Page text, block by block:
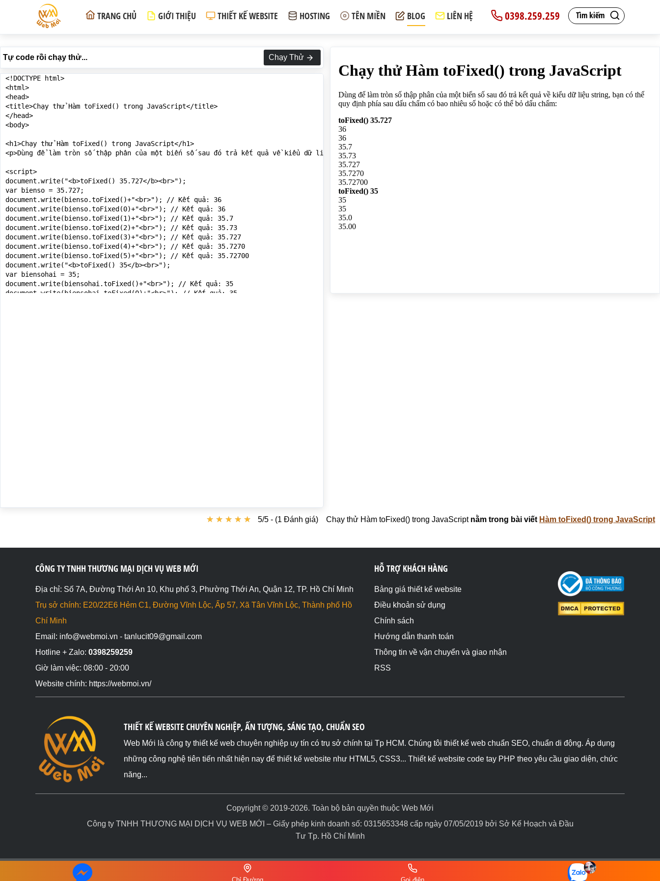
Tìm kiếm
0398.259.259
TRANG CHỦ GIỚI THIỆU THIẾT KẾ WEBSITE HOSTING TÊN MIỀN BLOG LIÊN HỆ
Tự code rồi chạy thử... Chạy Thử
<!DOCTYPE html>
<html>
<head>
<title>Chạy thử Hàm toFixed() trong JavaScript</title>
</head>
<body>
<h1>Chạy thử Hàm toFixed() trong JavaScript</h1>
<p>Dùng để làm tròn số thập phân của một biến số sau đó trả kết quả về kiểu dữ liệu string, bạn có thể quy định phía sau dấu chấm có bao nhiêu số hoặc có thể bỏ dấu
<script>
document.write("<b>toFixed() 35.727</b><br>");
var bienso = 35.727;
document.write(bienso.toFixed()+"<br>"); // Kết quả: 36
document.write(bienso.toFixed(0)+"<br>"); // Kết quả: 36
document.write(bienso.toFixed(1)+"<br>"); // Kết quả: 35.7
document.write(bienso.toFixed(2)+"<br>"); // Kết quả: 35.73
document.write(bienso.toFixed(3)+"<br>"); // Kết quả: 35.727
document.write(bienso.toFixed(4)+"<br>"); // Kết quả: 35.7270
document.write(bienso.toFixed(5)+"<br>"); // Kết quả: 35.72700
document.write("<b>toFixed() 35</b><br>");
var biensohai = 35;
document.write(biensohai.toFixed()+"<br>"); // Kết quả: 35
document.write(biensohai.toFixed(0)+"<br>"); // Kết quả: 35
Chạy thử Hàm toFixed() trong JavaScript nằm trong bài viết Hàm toFixed() trong JavaScript
★ ★ ★ ★ ★
★ ★ ★ ★ ★ 5/5 - (1 Đánh giá)
CÔNG TY TNHH THƯƠNG MẠI DỊCH VỤ WEB MỚI
Địa chỉ: Số 7A, Đường Thới An 10, Khu phố 3, Phường Thới An, Quận 12, TP. Hồ Chí Minh
Trụ sở chính: E20/22E6 Hẻm C1, Đường Vĩnh Lộc, Ấp 57, Xã Tân Vĩnh Lộc, Thành phố Hồ
Chí Minh
Email: info@webmoi.vn - tanlucit09@gmail.com
Hotline + Zalo: 0398259259
Giờ làm việc: 08:00 - 20:00
Website chính: https://webmoi.vn/
HỖ TRỢ KHÁCH HÀNG
Bảng giá thiết kế website
Điều khoản sử dụng
Chính sách
Hướng dẫn thanh toán
Thông tin về vận chuyển và giao nhận
RSS
THIẾT KẾ WEBSITE CHUYÊN NGHIỆP, ẤN TƯỢNG, SÁNG TẠO, CHUẨN SEO
Web Mới là công ty thiết kế web chuyên nghiệp uy tín có trụ sở chính tại Tp HCM. Chúng tôi thiết kế web chuẩn SEO, chuẩn di động. Áp dụng
những công nghệ tiên tiến nhất hiện nay để thiết kế website như HTML5, CSS3... Thiết kế website code tay PHP theo yêu cầu giao diện, chức
năng...
Copyright © 2019-2026. Toàn bộ bản quyền thuộc Web Mới
Công ty TNHH THƯƠNG MẠI DỊCH VỤ WEB MỚI – Giấy phép kinh doanh số: 0315653348 cấp ngày 07/05/2019 bởi Sở Kế Hoạch và Đầu
Tư Tp. Hồ Chí Minh